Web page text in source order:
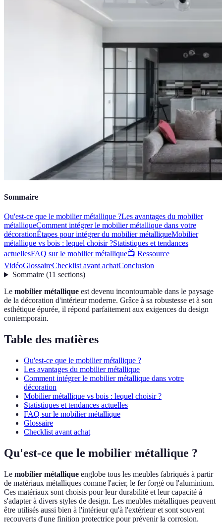
Sommaire
Qu'est-ce que le mobilier métallique ?Les avantages du mobilier
métalliqueComment intégrer le mobilier métallique dans votre
décorationÉtapes pour intégrer du mobilier métalliqueMobilier
métallique vs bois : lequel choisir ?Statistiques et tendances
actuellesFAQ sur le mobilier métallique📺 Ressource
VidéoGlossaireChecklist avant achatConclusion
Sommaire(11 sections)
Le mobilier métallique est devenu incontournable dans le paysage
de la décoration d'intérieur moderne. Grâce à sa robustesse et à son
esthétique épurée, il répond parfaitement aux exigences du design
contemporain.
Table des matières
Qu'est-ce que le mobilier métallique ?
Les avantages du mobilier métallique
Comment intégrer le mobilier métallique dans votre
décoration
Mobilier métallique vs bois : lequel choisir ?
Statistiques et tendances actuelles
FAQ sur le mobilier métallique
Glossaire
Checklist avant achat
Qu'est-ce que le mobilier métallique ?
Le mobilier métallique englobe tous les meubles fabriqués à partir
de matériaux métalliques comme l'acier, le fer forgé ou l'aluminium.
Ces matériaux sont choisis pour leur durabilité et leur capacité à
s'adapter à divers styles de design. Les meubles métalliques peuvent
être utilisés aussi bien à l'intérieur qu'à l'extérieur et sont souvent
recouverts d'une finition protectrice pour prévenir la corrosion.